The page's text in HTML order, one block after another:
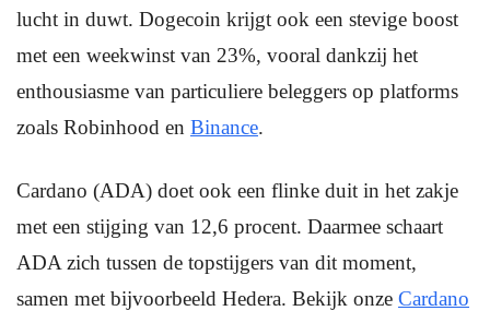
lucht in duwt. Dogecoin krijgt ook een stevige boost
met een weekwinst van 23%, vooral dankzij het
enthousiasme van particuliere beleggers op platforms
zoals Robinhood en Binance.
Cardano (ADA) doet ook een flinke duit in het zakje
met een stijging van 12,6 procent. Daarmee schaart
ADA zich tussen de topstijgers van dit moment,
samen met bijvoorbeeld Hedera. Bekijk onze Cardano